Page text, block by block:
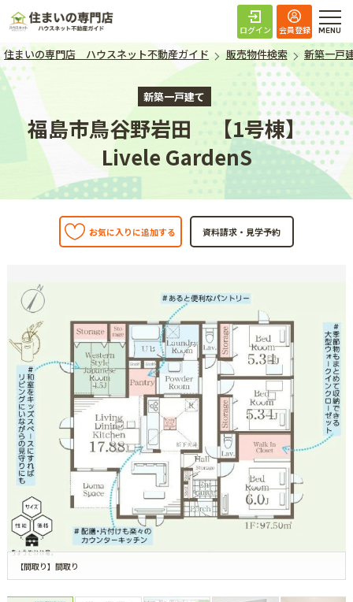
住まいの専門店 ハ
ログイン 会員登録
住まいの専門店 ハウスネット不動産ガイド 販売物件検索 新築一戸
新築一戸建て
福島市鳥谷野岩田 【1号棟】
Livele GardenS
お気に入りに追加する
【間取り】間取り